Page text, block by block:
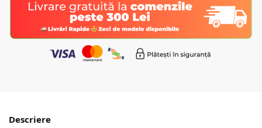
Descriere